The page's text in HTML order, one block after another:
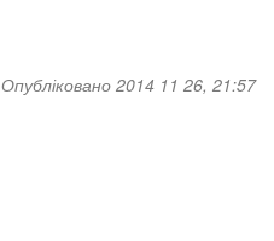
Опубліковано 2014 11 26, 21:57